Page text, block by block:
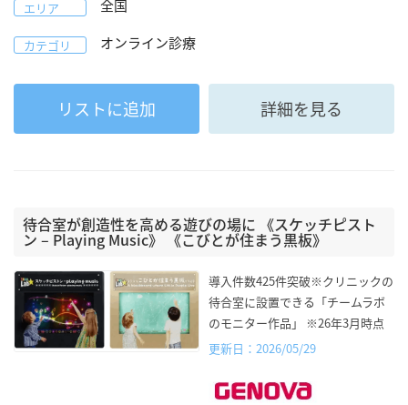
エリア 全国
カテゴリ オンライン診療
リストに追加 詳細を見る
待合室が創造性を高める遊びの場に 《スケッチピスト
ン – Playing Music》 《こびとが住まう黒板》
導入件数425件突破※クリニックの
待合室に設置できる「チームラボ
のモニター作品」 ※26年3月時点
更新日：2026/05/29